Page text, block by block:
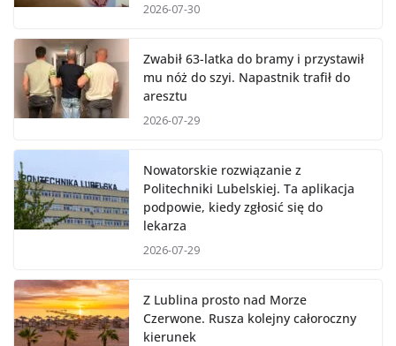
2026-07-30
Zwabił 63-latka do bramy i przystawił
mu nóż do szyi. Napastnik trafił do
aresztu
2026-07-29
Nowatorskie rozwiązanie z
Politechniki Lubelskiej. Ta aplikacja
podpowie, kiedy zgłosić się do
lekarza
2026-07-29
Z Lublina prosto nad Morze
Czerwone. Rusza kolejny całoroczny
kierunek